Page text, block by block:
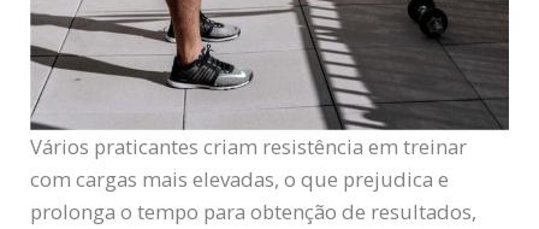
Vários praticantes criam resistência em treinar
com cargas mais elevadas, o que prejudica e
prolonga o tempo para obtenção de resultados,